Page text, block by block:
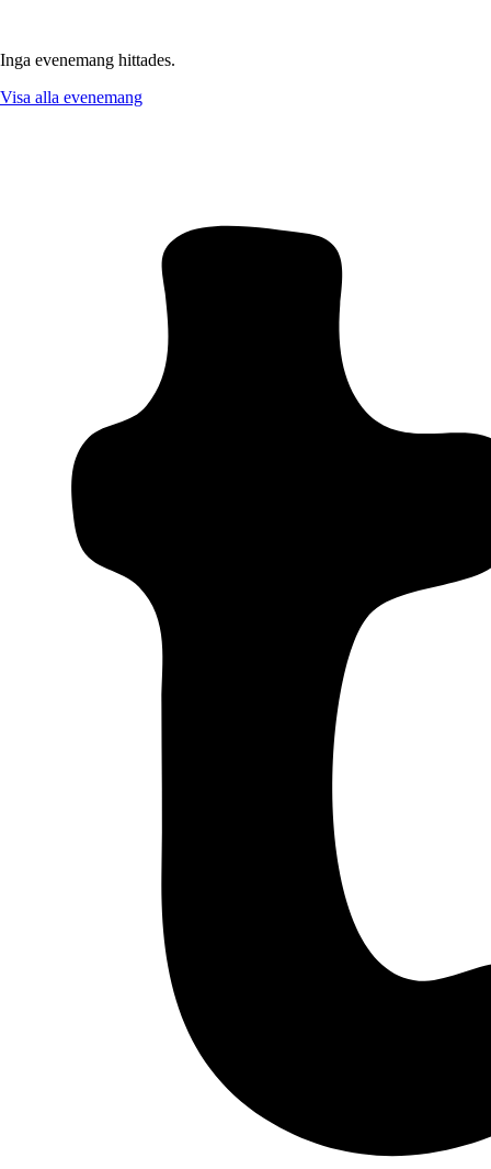
Inga evenemang hittades.
Visa alla evenemang